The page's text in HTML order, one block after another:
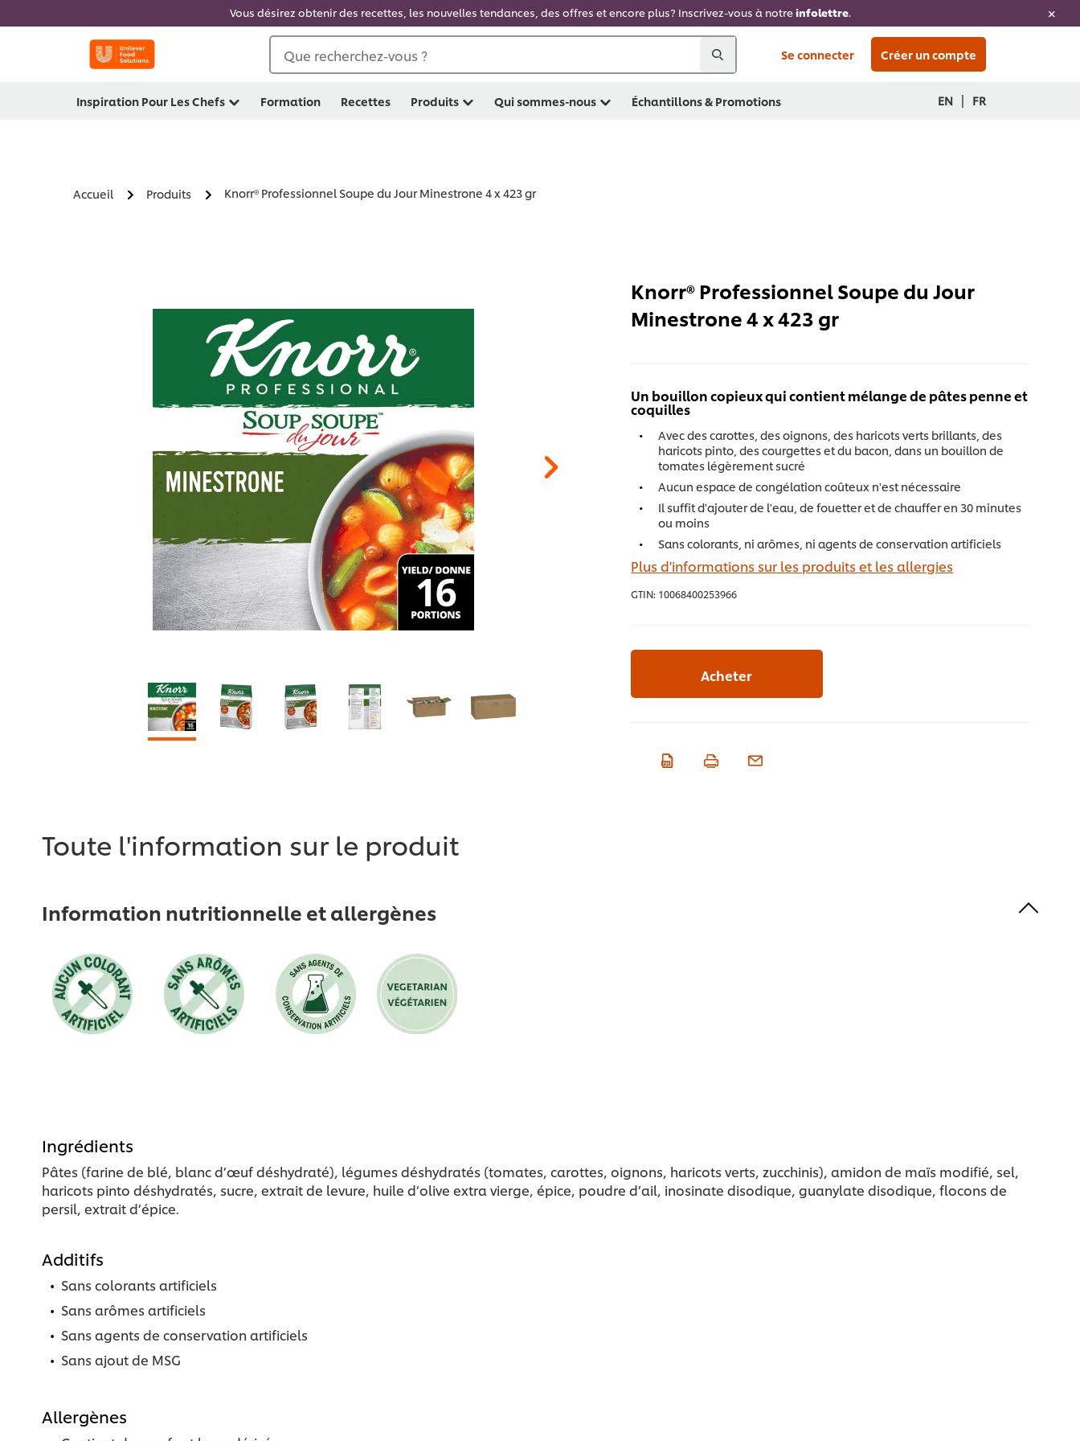
Vous désirez obtenir des recettes, les nouvelles tendances, des offres et encore plus? Inscrivez-vous à notreinfolettre.
Que recherchez-vous ? Se connecter Créer un compte
Inspiration Pour Les Chefs Formation Recettes Produits Qui sommes-nous Échantillons & Promotions EN | FR
Accueil Produits Knorr® Professionnel Soupe du Jour Minestrone 4 x 423 gr
Knorr® Professionnel Soupe du Jour
Minestrone 4 x 423 gr
Un bouillon copieux qui contient mélange de pâtes penne et
coquilles
Avec des carottes, des oignons, des haricots verts brillants, des
haricots pinto, des courgettes et du bacon, dans un bouillon de
tomates légèrement sucré
Aucun espace de congélation coûteux n'est nécessaire
Il suffit d'ajouter de l'eau, de fouetter et de chauffer en 30 minutes
ou moins
Sans colorants, ni arômes, ni agents de conservation artificiels
Plus d'informations sur les produits et les allergies
GTIN: 10068400253966
Acheter
Toute l'information sur le produit
Information nutritionnelle et allergènes
Ingrédients
Pâtes (farine de blé, blanc d’œuf déshydraté), légumes déshydratés (tomates, carottes, oignons, haricots verts, zucchinis), amidon de maïs modifié, sel,
haricots pinto déshydratés, sucre, extrait de levure, huile d’olive extra vierge, épice, poudre d’ail, inosinate disodique, guanylate disodique, flocons de
persil, extrait d’épice.
Additifs
Sans colorants artificiels
Sans arômes artificiels
Sans agents de conservation artificiels
Sans ajout de MSG
Allergènes